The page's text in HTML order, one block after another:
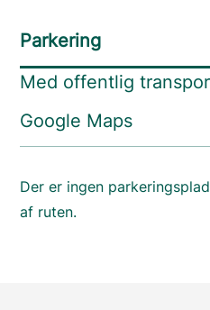
Parkering
Med offentlig
Google Maps
Der er ingen
af ruten.